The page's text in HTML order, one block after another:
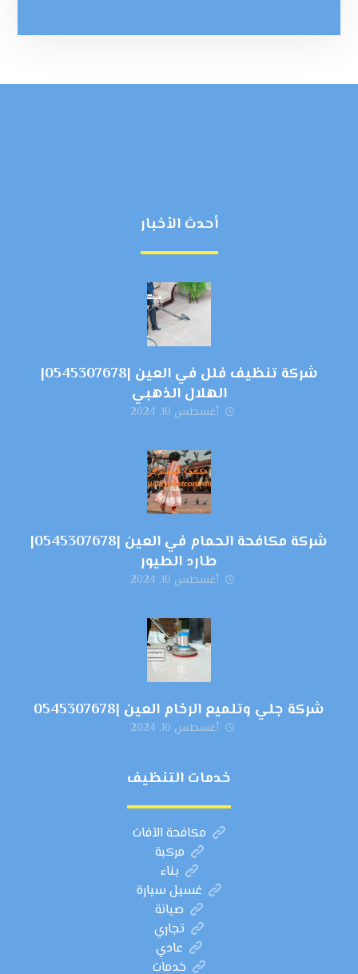
أحدث الأخبار
شركة تنظيف فلل في العين |0545307678|
الهلال الذهبي
أغسطس 10, 2024
شركة مكافحة الحمام في العين |0545307678|
طارد الطيور
أغسطس 10, 2024
شركة جلي وتلميع الرخام العين |0545307678
أغسطس 10, 2024
خدمات التنظيف
مكافحة الآفات
مركبة
بناء
غسيل سيارة
صيانة
تجاري
عادي
خدمات